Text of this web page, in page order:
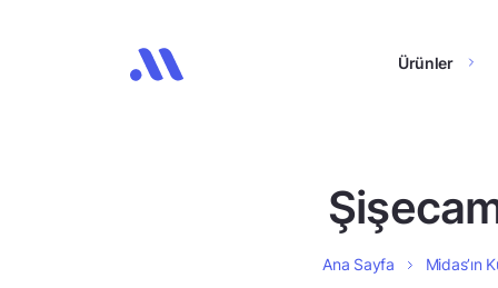
Ürünler
Ana Sayfa Midas’ın